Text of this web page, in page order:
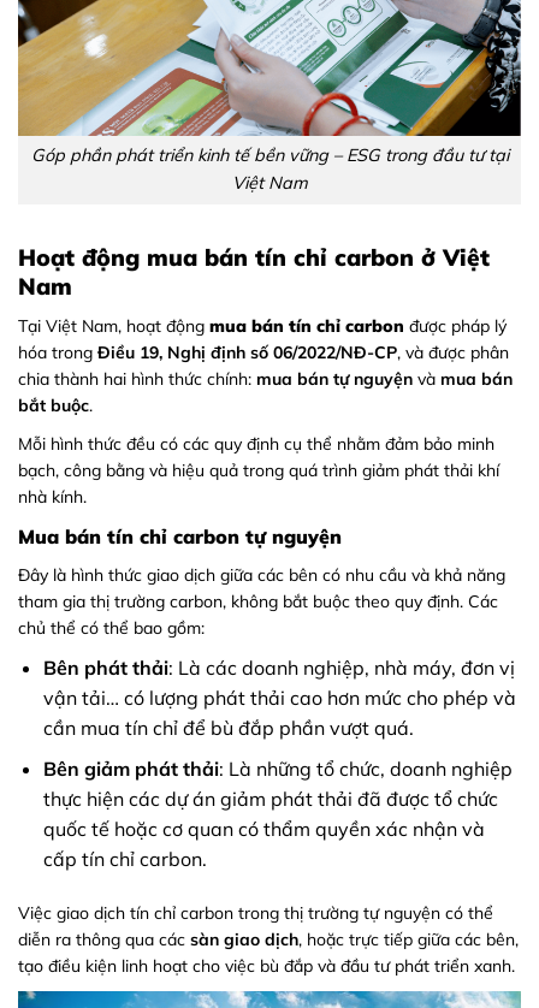
Góp phần phát triển kinh tế bền vững – ESG trong đầu tư tại
Việt Nam
Hoạt động mua bán tín chỉ carbon ở Việt
Nam
Tại Việt Nam, hoạt động mua bán tín chỉ carbon được pháp lý
hóa trong Điều 19, Nghị định số 06/2022/NĐ-CP, và được phân
chia thành hai hình thức chính: mua bán tự nguyện và mua bán
bắt buộc.
Mỗi hình thức đều có các quy định cụ thể nhằm đảm bảo minh
bạch, công bằng và hiệu quả trong quá trình giảm phát thải khí
nhà kính.
Mua bán tín chỉ carbon tự nguyện
Đây là hình thức giao dịch giữa các bên có nhu cầu và khả năng
tham gia thị trường carbon, không bắt buộc theo quy định. Các
chủ thể có thể bao gồm:
Bên phát thải: Là các doanh nghiệp, nhà máy, đơn vị
vận tải… có lượng phát thải cao hơn mức cho phép và
cần mua tín chỉ để bù đắp phần vượt quá.
Bên giảm phát thải: Là những tổ chức, doanh nghiệp
thực hiện các dự án giảm phát thải đã được tổ chức
quốc tế hoặc cơ quan có thẩm quyền xác nhận và
cấp tín chỉ carbon.
Việc giao dịch tín chỉ carbon trong thị trường tự nguyện có thể
diễn ra thông qua các sàn giao dịch, hoặc trực tiếp giữa các bên,
tạo điều kiện linh hoạt cho việc bù đắp và đầu tư phát triển xanh.